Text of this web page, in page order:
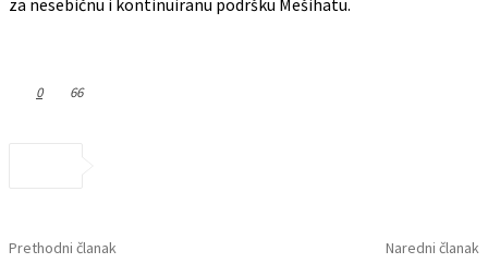
0 66
Prethodni članak Naredni članak